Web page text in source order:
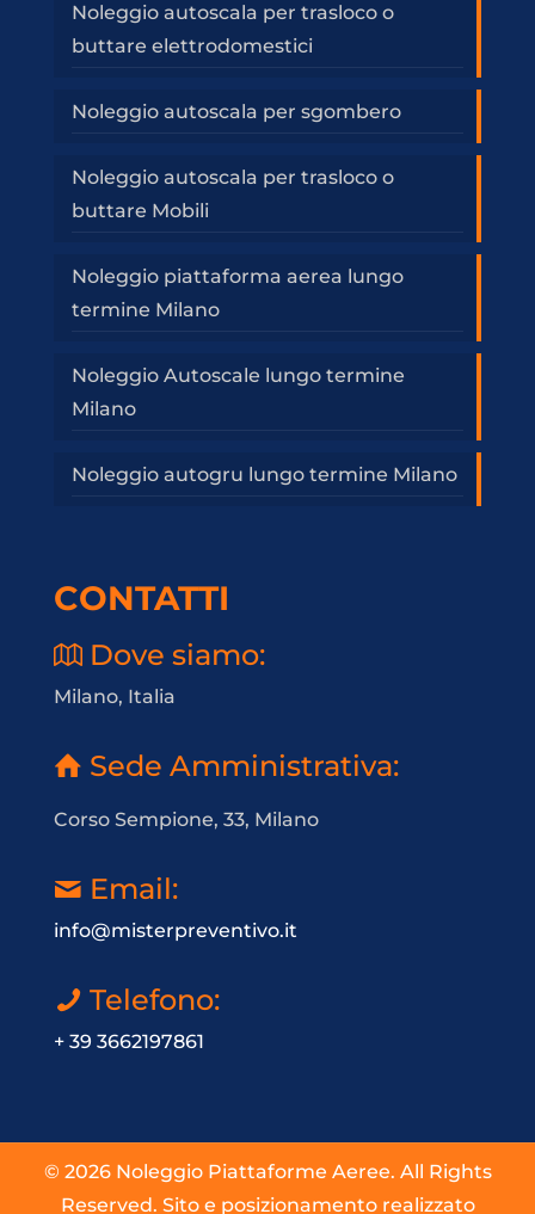
Noleggio autoscala per trasloco o
buttare elettrodomestici
Noleggio autoscala per sgombero
Noleggio autoscala per trasloco o
buttare Mobili
Noleggio piattaforma aerea lungo
termine Milano
Noleggio Autoscale lungo termine
Milano
Noleggio autogru lungo termine Milano
CONTATTI
Dove siamo:
Milano, Italia
Sede Amministrativa:
Corso Sempione, 33, Milano
Email:
info@misterpreventivo.it
Telefono:
+ 39 3662197861
© 2026 Noleggio Piattaforme Aeree. All Rights
Reserved. Sito e posizionamento realizzato